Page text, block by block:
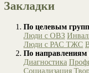
Закладки
По целевым
Люди с ОВЗ
Люди с РАС ТЖС
По направлениям
Диагностика
Социализация